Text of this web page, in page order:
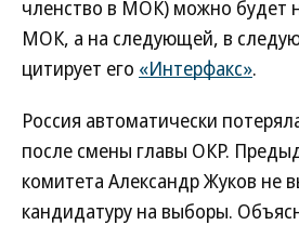
членство в МОК) можно будет
МОК, а на следующей, в
цитирует его «Интерфакс».
Россия автоматически
после смены главы ОКР.
комитета Александр Жуков не
кандидатуру на выборы.